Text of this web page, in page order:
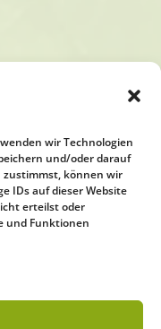
wir Technologien
und/oder darauf
zustimmst, können wir
IDs auf dieser Website
erteilst oder
und Funktionen